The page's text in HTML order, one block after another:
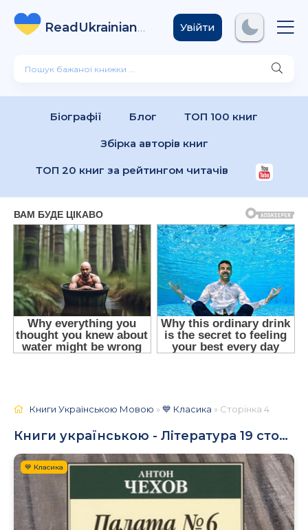
ReadUkrainian
Books .com
Увійти
Біографії Блог ТОП 100 книг
Збірка авторів книг
ТОП 20 книг за рейтингом читачів
Книги Українською Мовою »💙 Класика » Сторінка 4
Книги українською - Література 19 століття
💙 Класика